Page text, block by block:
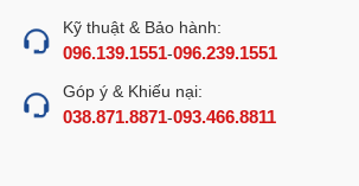
Kỹ thuật & Bảo hành:
096.139.1551-096.239.1551
Góp ý & Khiếu nại:
038.871.8871-093.466.8811